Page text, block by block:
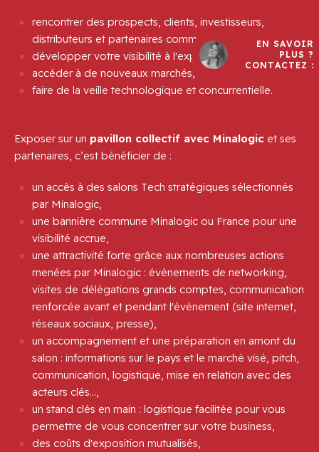
rencontrer des prospects, clients, investisseurs,
distributeurs et partenaires commerciaux,
développer votre visibilité à l'export,
accéder à de nouveaux marchés,
faire de la veille technologique et concurrentielle.
Exposer sur un pavillon collectif avec Minalogic et ses
partenaires, c’est bénéficier de :
un accès à des salons Tech stratégiques sélectionnés
par Minalogic,
une bannière commune Minalogic ou France pour une
visibilité accrue,
une attractivité forte grâce aux nombreuses actions
menées par Minalogic : événements de networking,
visites de délégations grands comptes, communication
renforcée avant et pendant l'événement (site internet,
réseaux sociaux, presse),
un accompagnement et une préparation en amont du
salon : informations sur le pays et le marché visé, pitch,
communication, logistique, mise en relation avec des
acteurs clés...,
un stand clés en main : logistique facilitée pour vous
permettre de vous concentrer sur votre business,
des coûts d'exposition mutualisés,
EN SAVOIR
PLUS ?
CONTACTEZ :